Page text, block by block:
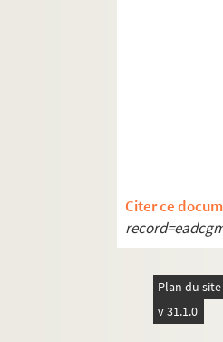
Citer ce
Plan du site
v 31.1.0